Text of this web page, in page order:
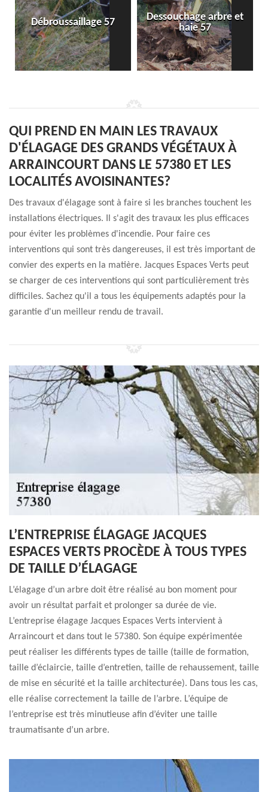
Débroussaillage 57
Dessouchage arbre et
haie 57
QUI PREND EN MAIN LES TRAVAUX
D'ÉLAGAGE DES GRANDS VÉGÉTAUX À
ARRAINCOURT DANS LE 57380 ET LES
LOCALITÉS AVOISINANTES?
Des travaux d'élagage sont à faire si les branches touchent les
installations électriques. Il s'agit des travaux les plus efficaces
pour éviter les problèmes d'incendie. Pour faire ces
interventions qui sont très dangereuses, il est très important de
convier des experts en la matière. Jacques Espaces Verts peut
se charger de ces interventions qui sont particulièrement très
difficiles. Sachez qu'il a tous les équipements adaptés pour la
garantie d'un meilleur rendu de travail.
L’ENTREPRISE ÉLAGAGE JACQUES
ESPACES VERTS PROCÈDE À TOUS TYPES
DE TAILLE D’ÉLAGAGE
L’élagage d’un arbre doit être réalisé au bon moment pour
avoir un résultat parfait et prolonger sa durée de vie.
L’entreprise élagage Jacques Espaces Verts intervient à
Arraincourt et dans tout le 57380. Son équipe expérimentée
peut réaliser les différents types de taille (taille de formation,
taille d’éclaircie, taille d’entretien, taille de rehaussement, taille
de mise en sécurité et la taille architecturée). Dans tous les cas,
elle réalise correctement la taille de l’arbre. L’équipe de
l’entreprise est très minutieuse afin d’éviter une taille
traumatisante d’un arbre.